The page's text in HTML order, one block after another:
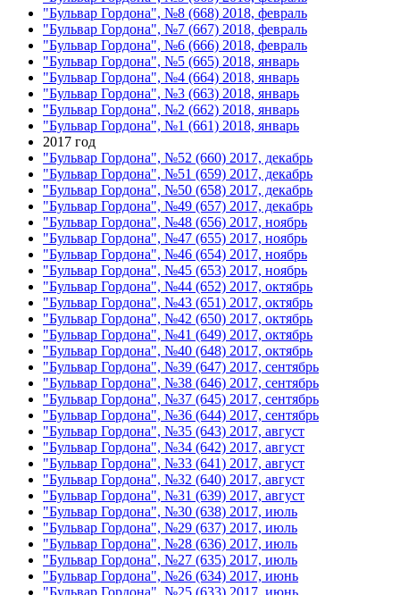
"Бульвар Гордона", №8 (668) 2018, февраль
"Бульвар Гордона", №7 (667) 2018, февраль
"Бульвар Гордона", №6 (666) 2018, февраль
"Бульвар Гордона", №5 (665) 2018, январь
"Бульвар Гордона", №4 (664) 2018, январь
"Бульвар Гордона", №3 (663) 2018, январь
"Бульвар Гордона", №2 (662) 2018, январь
"Бульвар Гордона", №1 (661) 2018, январь
2017 год
"Бульвар Гордона", №52 (660) 2017, декабрь
"Бульвар Гордона", №51 (659) 2017, декабрь
"Бульвар Гордона", №50 (658) 2017, декабрь
"Бульвар Гордона", №49 (657) 2017, декабрь
"Бульвар Гордона", №48 (656) 2017, ноябрь
"Бульвар Гордона", №47 (655) 2017, ноябрь
"Бульвар Гордона", №46 (654) 2017, ноябрь
"Бульвар Гордона", №45 (653) 2017, ноябрь
"Бульвар Гордона", №44 (652) 2017, октябрь
"Бульвар Гордона", №43 (651) 2017, октябрь
"Бульвар Гордона", №42 (650) 2017, октябрь
"Бульвар Гордона", №41 (649) 2017, октябрь
"Бульвар Гордона", №40 (648) 2017, октябрь
"Бульвар Гордона", №39 (647) 2017, сентябрь
"Бульвар Гордона", №38 (646) 2017, сентябрь
"Бульвар Гордона", №37 (645) 2017, сентябрь
"Бульвар Гордона", №36 (644) 2017, сентябрь
"Бульвар Гордона", №35 (643) 2017, август
"Бульвар Гордона", №34 (642) 2017, август
"Бульвар Гордона", №33 (641) 2017, август
"Бульвар Гордона", №32 (640) 2017, август
"Бульвар Гордона", №31 (639) 2017, август
"Бульвар Гордона", №30 (638) 2017, июль
"Бульвар Гордона", №29 (637) 2017, июль
"Бульвар Гордона", №28 (636) 2017, июль
"Бульвар Гордона", №27 (635) 2017, июль
"Бульвар Гордона", №26 (634) 2017, июнь
"Бульвар Гордона", №25 (633) 2017, июнь